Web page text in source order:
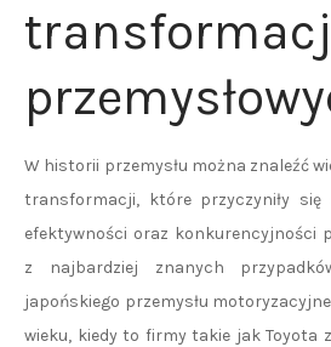
W historii przemysłu można znaleźć
transformacji, które przyczyniły się
efektywności oraz konkurencyjności
z najbardziej znanych
japońskiego przemysłu
wieku, kiedy to firmy takie jak Toyota